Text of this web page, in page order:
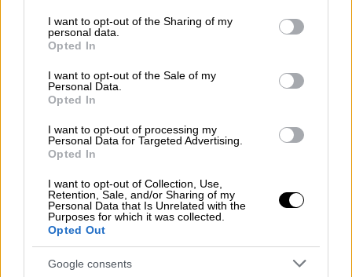
not limited to your visit or usage behaviour. You may click to
grant or deny consent to Google and its third-party tags to
use your data for below specified purposes in below Google
consent section.
I want to opt-out of the Sharing of my
personal data.
Opted In
I want to opt-out of the Sale of my
Personal Data.
Opted In
I want to opt-out of processing my
Personal Data for Targeted Advertising.
Opted In
I want to opt-out of Collection, Use,
Retention, Sale, and/or Sharing of my
Personal Data that Is Unrelated with the
Purposes for which it was collected.
Opted Out
Google consents
Ιστορία|26.09.2020 22:05
ελληνικό χωριό που τσάκισε τους Ναζί
πριν το εκριζώσουν συθέμελα
Μια απ’ τις μεγαλύτερες θηριωδίες του
Χίτλερ.